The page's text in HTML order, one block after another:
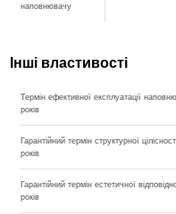
наповнювачу
Інші властивості
Термін ефективної експлуатації
років
Гарантійний термін структурної
років
Гарантійний термін естетичної
років